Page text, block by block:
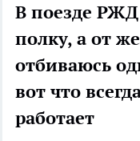
В поезде
полку, а от
отбиваюсь
вот что
работает